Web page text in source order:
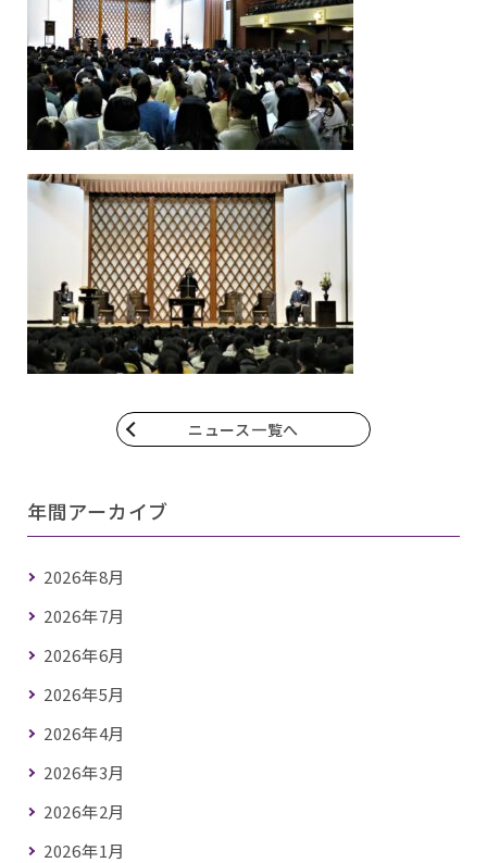
ニュース一覧へ
年間アーカイブ
2026年8月
2026年7月
2026年6月
2026年5月
2026年4月
2026年3月
2026年2月
2026年1月